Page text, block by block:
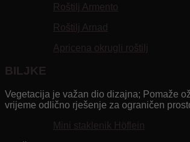
Roštilj Armento
Roštilj Arnad
Apricena okrugli roštilj
BILJKE
Vegetacija je važan dio dizajna; Pomaže
vrijeme odlično rješenje za ograničen
Mini staklenik Höflein